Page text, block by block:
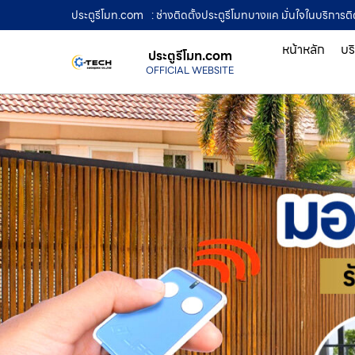
ประตูรีโมท.com : ช่างติดตั้งประตูรีโมทบางแค มั่นใจในบริการ
ประตูรีโมท.com
OFFICIAL WEBSITE
หน้าหลัก บ